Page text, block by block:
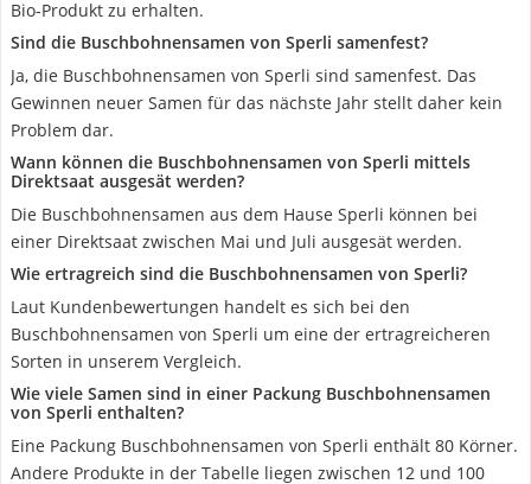
Bio-Produkt zu erhalten.
Sind die Buschbohnensamen von Sperli samenfest?
Ja, die Buschbohnensamen von Sperli sind samenfest. Das
Gewinnen neuer Samen für das nächste Jahr stellt daher kein
Problem dar.
Wann können die Buschbohnensamen von Sperli mittels
Direktsaat ausgesät werden?
Die Buschbohnensamen aus dem Hause Sperli können bei
einer Direktsaat zwischen Mai und Juli ausgesät werden.
Wie ertragreich sind die Buschbohnensamen von Sperli?
Laut Kundenbewertungen handelt es sich bei den
Buschbohnensamen von Sperli um eine der ertragreicheren
Sorten in unserem Vergleich.
Wie viele Samen sind in einer Packung Buschbohnensamen
von Sperli enthalten?
Eine Packung Buschbohnensamen von Sperli enthält 80 Körner.
Andere Produkte in der Tabelle liegen zwischen 12 und 100